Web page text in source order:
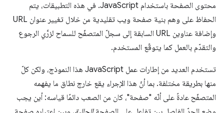
محتوى الصفحة باستخدام JavaScript. في هذه التطبيقات، يتم
الحفاظ على وهم بنية صفحة ويب تقليدية من خلال تغيير عنوان URL
وإضافة عناوين URL السابقة إلى سجلّ المتصفّح للسماح لزرَّي الرجوع
والتقدّم بالعمل كما يتوقّع المستخدم.
تستخدم العديد من إطارات عمل JavaScript هذا النموذج، ولكن كلّ
منها بطريقة مختلفة. بما أنّ هذا الإجراء يقع خارج نطاق ما يفهمه
المتصفّح عادةً على أنّه "صفحة"، كان من الصعب دائمًا قياسه: أين يجب